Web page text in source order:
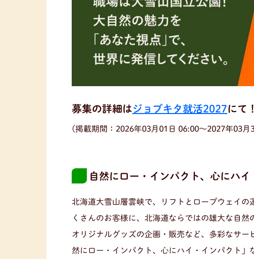
募集の詳細は ジョブキタ就活2027にて！
(掲載期間：2026年03月01日 06:00〜2027年03月
自然にロー・インパクト、心にハイ
北海道大雪山層雲峡で、リフトとロープウェイ
くさんのお客様に、北海道ならではの雄大な自
オリジナルグッズの企画・販売など、多彩なサ
然にロー・インパクト、心にハイ・インパクト